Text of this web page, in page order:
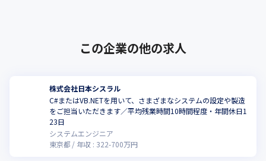
この企業の他の求人
株式会社日本シスラル
C#またはVB.NETを用いて、さまざまなシステムの設定や製造
をご担当いただきます／平均残業時間10時間程度・年間休日1
23日
システムエンジニア
東京都
年収 : 322-700万円